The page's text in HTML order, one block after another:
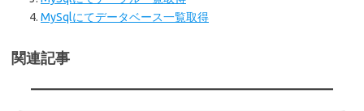
MySqlにてデータベース一覧取得
関連記事